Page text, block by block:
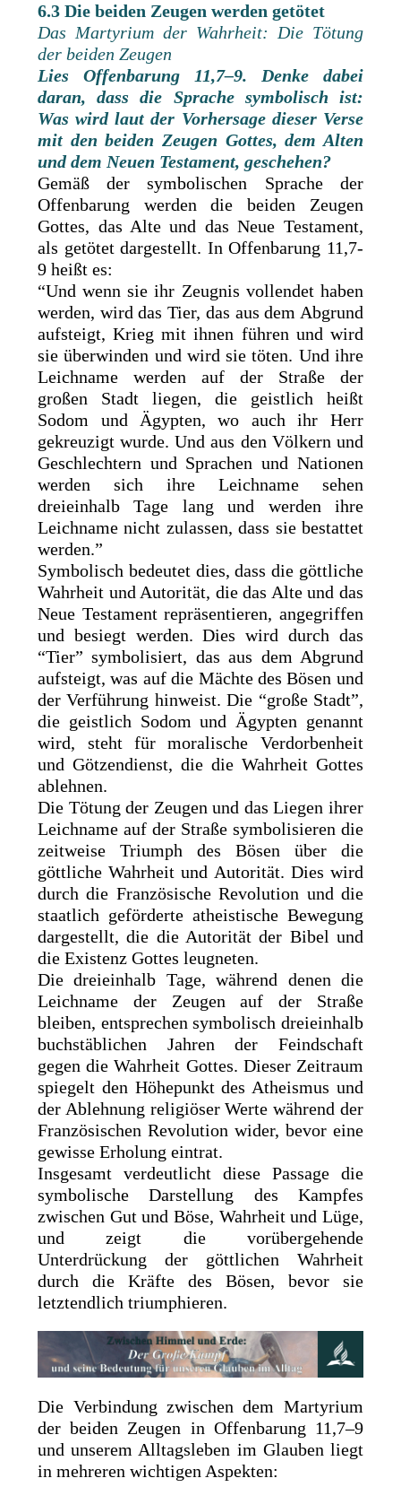
6.3 Die beiden Zeugen werden getötet
Das Martyrium der Wahrheit: Die Tötung
der beiden Zeugen
Lies Offenbarung 11,7–9. Denke dabei
daran, dass die Sprache symbolisch ist:
Was wird laut der Vorhersage dieser Verse
mit den beiden Zeugen Gottes, dem Alten
und dem Neuen Testament, geschehen?
Gemäß der symbolischen Sprache der
Offenbarung werden die beiden Zeugen
Gottes, das Alte und das Neue Testament,
als getötet dargestellt. In Offenbarung 11,7-
9 heißt es:
“Und wenn sie ihr Zeugnis vollendet haben
werden, wird das Tier, das aus dem Abgrund
aufsteigt, Krieg mit ihnen führen und wird
sie überwinden und wird sie töten. Und ihre
Leichname werden auf der Straße der
großen Stadt liegen, die geistlich heißt
Sodom und Ägypten, wo auch ihr Herr
gekreuzigt wurde. Und aus den Völkern und
Geschlechtern und Sprachen und Nationen
werden sich ihre Leichname sehen
dreieinhalb Tage lang und werden ihre
Leichname nicht zulassen, dass sie bestattet
werden.”
Symbolisch bedeutet dies, dass die göttliche
Wahrheit und Autorität, die das Alte und das
Neue Testament repräsentieren, angegriffen
und besiegt werden. Dies wird durch das
“Tier” symbolisiert, das aus dem Abgrund
aufsteigt, was auf die Mächte des Bösen und
der Verführung hinweist. Die “große Stadt”,
die geistlich Sodom und Ägypten genannt
wird, steht für moralische Verdorbenheit
und Götzendienst, die die Wahrheit Gottes
ablehnen.
Die Tötung der Zeugen und das Liegen ihrer
Leichname auf der Straße symbolisieren die
zeitweise Triumph des Bösen über die
göttliche Wahrheit und Autorität. Dies wird
durch die Französische Revolution und die
staatlich geförderte atheistische Bewegung
dargestellt, die die Autorität der Bibel und
die Existenz Gottes leugneten.
Die dreieinhalb Tage, während denen die
Leichname der Zeugen auf der Straße
bleiben, entsprechen symbolisch dreieinhalb
buchstäblichen Jahren der Feindschaft
gegen die Wahrheit Gottes. Dieser Zeitraum
spiegelt den Höhepunkt des Atheismus und
der Ablehnung religiöser Werte während der
Französischen Revolution wider, bevor eine
gewisse Erholung eintrat.
Insgesamt verdeutlicht diese Passage die
symbolische Darstellung des Kampfes
zwischen Gut und Böse, Wahrheit und Lüge,
und zeigt die vorübergehende
Unterdrückung der göttlichen Wahrheit
durch die Kräfte des Bösen, bevor sie
letztendlich triumphieren.
Die Verbindung zwischen dem Martyrium
der beiden Zeugen in Offenbarung 11,7–9
und unserem Alltagsleben im Glauben liegt
in mehreren wichtigen Aspekten: